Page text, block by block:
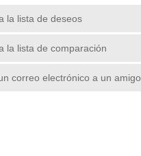
la lista de deseos
la lista de comparación
correo electrónico a un amigo